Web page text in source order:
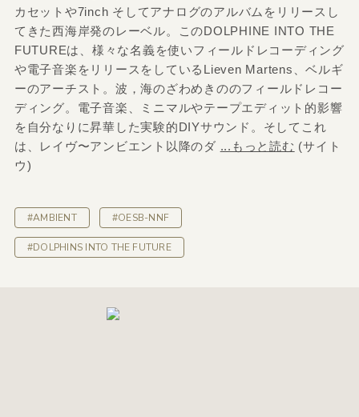
カセットや7inch そしてアナログのアルバムをリリースし
てきた西海岸発のレーベル。このDOLPHINE INTO THE
FUTUREは、様々な名義を使いフィールドレコーディング
や電子音楽をリリースをしているLieven Martens、ベルギ
ーのアーチスト。波，海のざわめきののフィールドレコー
ディング。電子音楽、ミニマルやテープエディット的影響
を自分なりに昇華した実験的DIYサウンド。そしてこれ
は、レイヴ〜アンビエント以降のダ ...もっと読む (サイト
ウ)
#AMBIENT #OESB-NNF
#DOLPHINS INTO THE FUTURE